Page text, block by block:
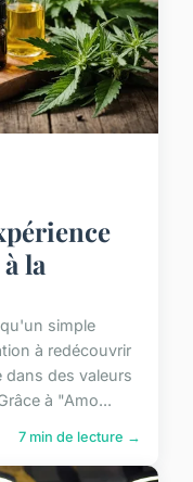
la
simple
à redécouvrir
dans des valeurs
à "Amo...
7 min de lecture →